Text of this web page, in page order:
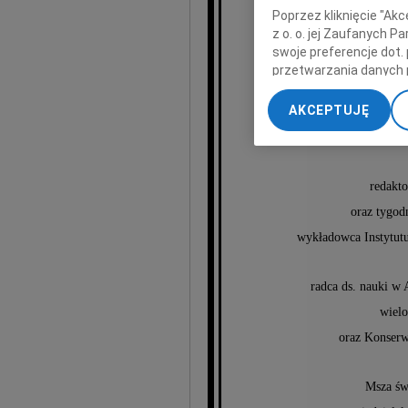
ur. 12.02.1931 r.
oraz
wykładowca
radca ds. nauki w
oraz
Msza
Poprzez kliknięcie
z o. o. jej Zaufanych
swoje preferencje dot.
przetwarzania danych
„Ustawienia
My, nasi Zaufani
dokładnych danych
Przechowywanie
treści, badnie
AKCEPTUJĘ